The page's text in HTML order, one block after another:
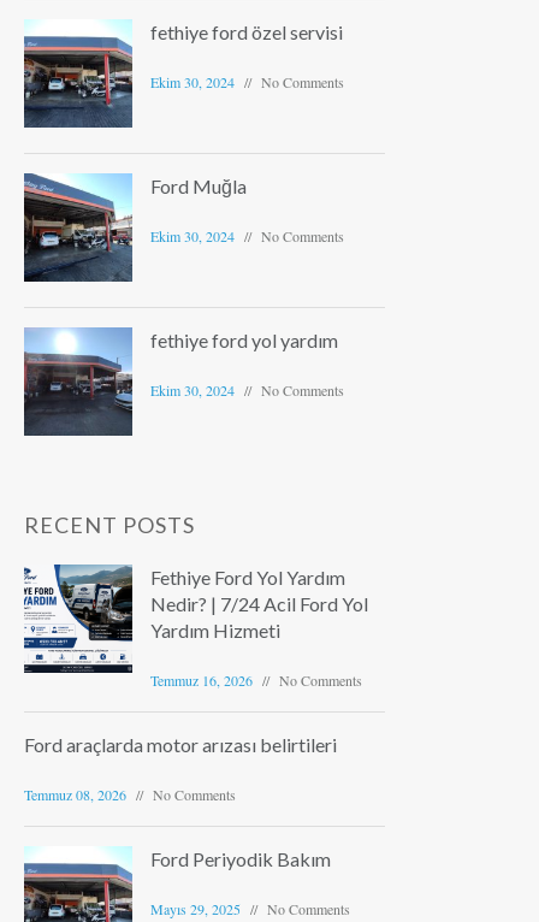
fethiye ford özel servisi
Ekim 30, 2024 No Comments
Ford Muğla
Ekim 30, 2024 No Comments
fethiye ford yol yardım
Ekim 30, 2024 No Comments
RECENT POSTS
Fethiye Ford Yol Yardım
Nedir? | 7/24 Acil Ford Yol
Yardım Hizmeti
Temmuz 16, 2026 No Comments
Ford araçlarda motor arızası belirtileri
Temmuz 08, 2026 No Comments
Ford Periyodik Bakım
Mayıs 29, 2025 No Comments